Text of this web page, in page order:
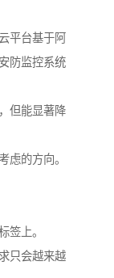
平台基于阿
防监控系统
但能显著降
虑的方向。
签上。
只会越来越